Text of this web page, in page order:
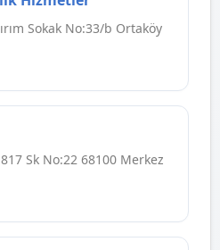
Sokak No:33/b Ortaköy
Sk No:22 68100 Merkez